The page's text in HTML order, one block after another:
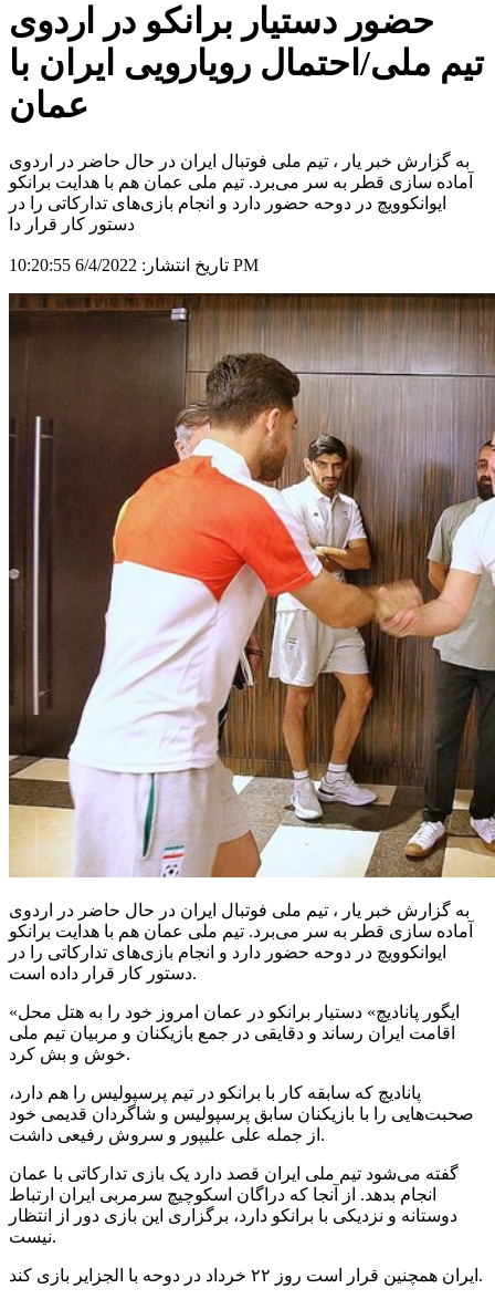
حضور دستیار برانکو در اردوی
تیم ملی/احتمال رویارویی ایران با
عمان
به گزارش خبر یار ، تیم ملی فوتبال ایران در حال حاضر در اردوی
آماده سازی قطر به سر می‌برد. تیم ملی عمان هم با هدایت برانکو
ایوانکوویچ در دوحه حضور دارد و انجام بازی‌های تدارکاتی را در
دستور کار قرار دا
تاریخ انتشار: 6/4/2022 10:20:55 PM
به گزارش خبر یار ، تیم ملی فوتبال ایران در حال حاضر در اردوی
آماده سازی قطر به سر می‌برد. تیم ملی عمان هم با هدایت برانکو
ایوانکوویچ در دوحه حضور دارد و انجام بازی‌های تدارکاتی را در
دستور کار قرار داده است.
«ایگور پانادیچ» دستیار برانکو در عمان امروز خود را به هتل محل
اقامت ایران رساند و دقایقی در جمع بازیکنان و مربیان تیم ملی
خوش و بش کرد.
پانادیچ که سابقه کار با برانکو در تیم پرسپولیس را هم دارد،
صحبت‌هایی را با بازیکنان سابق پرسپولیس و شاگردان قدیمی خود
از جمله علی علیپور و سروش رفیعی داشت.
گفته می‌شود تیم ملی ایران قصد دارد یک بازی تدارکاتی با عمان
انجام بدهد. از آنجا که دراگان اسکوچیچ سرمربی ایران ارتباط
دوستانه و نزدیکی با برانکو دارد، برگزاری این بازی دور از انتظار
نیست.
ایران همچنین قرار است روز ۲۲ خرداد در دوحه با الجزایر بازی کند.